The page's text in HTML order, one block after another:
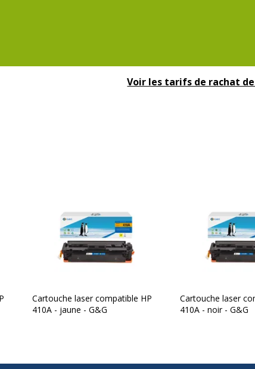
Voir les tarifs de rachat
Cartouche laser compatible HP
410A - jaune - G&G
Cartouche laser
410A - noir - G&G